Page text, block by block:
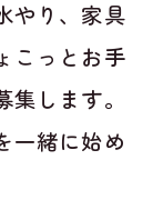
やり、家具
こっとお手
します。
一緒に始め